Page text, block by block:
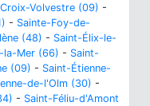
Volvestre (09) -
- Sainte-Foy-de-
(48) - Saint-Élix-le-
la-Mer (66) - Saint-
(09) - Saint-Étienne-
de-l'Olm (30) -
- Saint-Féliu-d'Amont